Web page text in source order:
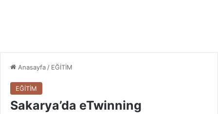
Anasayfa / EĞİTİM
EĞİTİM
Sakarya’da eTwinning